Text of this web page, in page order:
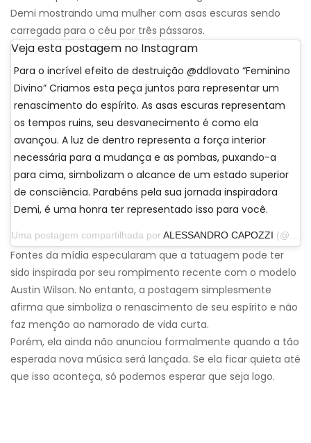
Demi mostrando uma mulher com asas escuras sendo
carregada para o céu por três pássaros.
Veja esta postagem no Instagram
Para o incrível efeito de destruição @ddlovato “Feminino
Divino” Criamos esta peça juntos para representar um
renascimento do espírito. As asas escuras representam
os tempos ruins, seu desvanecimento é como ela
avançou. A luz de dentro representa a força interior
necessária para a mudança e as pombas, puxando-a
para cima, simbolizam o alcance de um estado superior
de consciência. Parabéns pela sua jornada inspiradora
Demi, é uma honra ter representado isso para você.
Uma postagem compartilhada por ALESSANDRO CAPOZZI (@alessandro_capozzi) em 24 de dezembro de 2019 às 10:42 PST
Fontes da mídia especularam que a tatuagem pode ter
sido inspirada por seu rompimento recente com o modelo
Austin Wilson. No entanto, a postagem simplesmente
afirma que simboliza o renascimento de seu espírito e não
faz menção ao namorado de vida curta.
Porém, ela ainda não anunciou formalmente quando a tão
esperada nova música será lançada. Se ela ficar quieta até
que isso aconteça, só podemos esperar que seja logo.